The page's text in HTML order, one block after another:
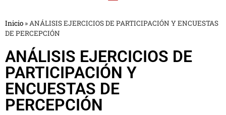
Inicio » ANÁLISIS EJERCICIOS DE PARTICIPACIÓN Y ENCUESTAS
DE PERCEPCIÓN
ANÁLISIS EJERCICIOS DE
PARTICIPACIÓN Y
ENCUESTAS DE
PERCEPCIÓN